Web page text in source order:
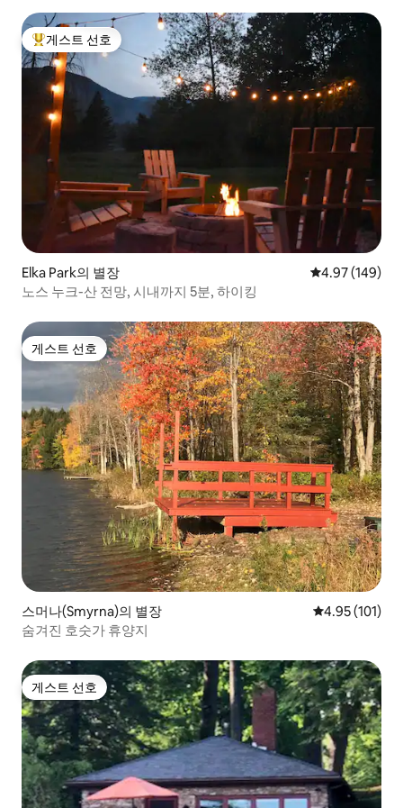
상위 게스트 선호
게스트 선호
Elka Park의 별장 평점 4.97점(5
4.97 (149)
노스 누크-산 전망, 시내까지 5분, 하이킹
게스트 선호
게스트 선호
스머나(Smyrna)의 별장 평점 4.95점(5
4.95 (101)
숨겨진 호숫가 휴양지
게스트 선호
게스트 선호